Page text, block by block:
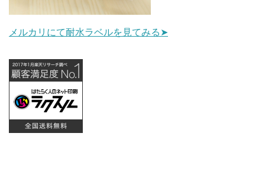
メルカリにて耐水ラベルを見てみる➤